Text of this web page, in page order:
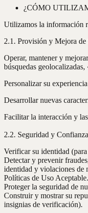
¿CÓMO
Utilizamos la información
2.1. Provisión y Mejora de
Operar, mantener y
búsquedas
Personalizar su
Desarrollar nuevas
Facilitar la interacción y
2.2. Seguridad y
Verificar su identidad
Detectar y prevenir
identidad y violaciones de
Políticas de Uso Aceptable.
Proteger la seguridad de
Construir y mostrar su
insignias de verificación).